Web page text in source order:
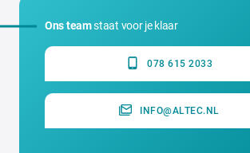
Ons teamstaat voor je klaar
078 615 2033
INFO@ALTEC.NL